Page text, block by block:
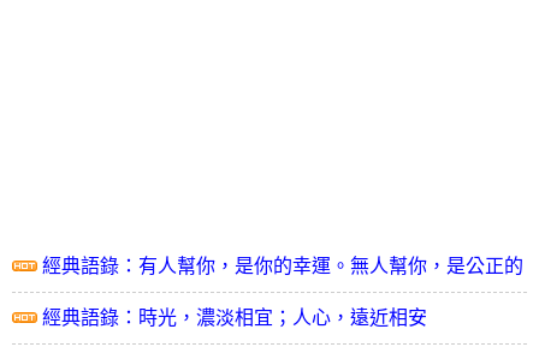
經典語錄：有人幫你，是你的幸運。無人幫你，是公正的
命運
經典語錄：時光，濃淡相宜；人心，遠近相安